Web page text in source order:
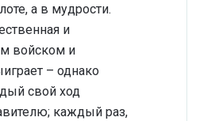
а в мудрости.
и
войском и
– однако
свой ход
каждый раз,